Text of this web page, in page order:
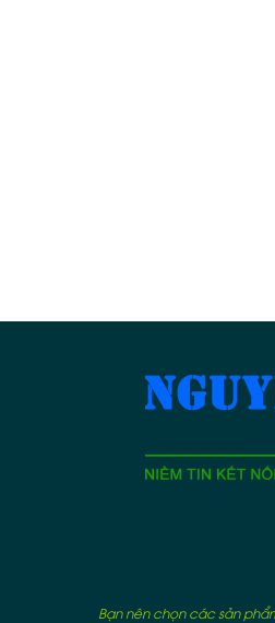
Bạn nên chọn các sản